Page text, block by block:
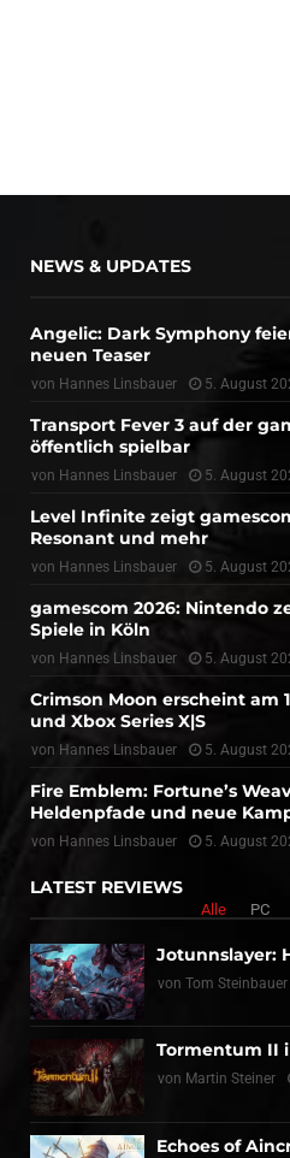
NEWS & UPDATES
Angelic: Dark Symphony
neuen Teaser
von Hannes Linsbauer 5. August
Transport Fever 3 auf der
öffentlich spielbar
von Hannes Linsbauer 5. August
Level Infinite zeigt
Resonant und mehr
von Hannes Linsbauer 5. August
gamescom 2026: Nintendo
Spiele in Köln
von Hannes Linsbauer 5. August
Crimson Moon erscheint am
und Xbox Series X|S
von Hannes Linsbauer 5. August
Fire Emblem: Fortune’s
Heldenpfade und neue
von Hannes Linsbauer 5. August
LATEST REVIEWS
Alle PC
Jotunnslayer:
von Tom Steinbauer
Tormentum II
von Martin Steiner
Echoes of